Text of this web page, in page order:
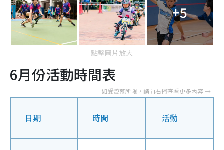
+5
點擊圖片放大
6月份活動時間表
日期 時間 活動